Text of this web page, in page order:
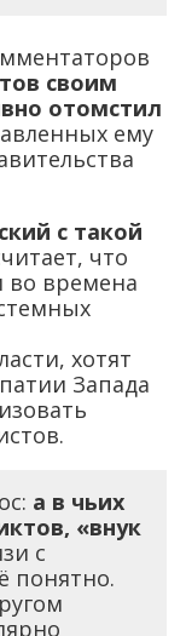
своим
отомстил
ему
с такой
что
во времена
хотят
Запада
а в чьих
«внук
с
понятно.